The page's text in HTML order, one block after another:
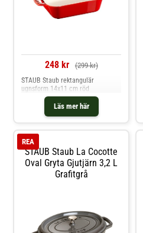
248 kr (299 kr)
Läs mer här
STAUB Staub rektangulär
ugnsform 14x11 cm röd
STAUB Staub La Cocotte
Oval Gryta Gjutjärn 3,2 L
Grafitgrå
REA